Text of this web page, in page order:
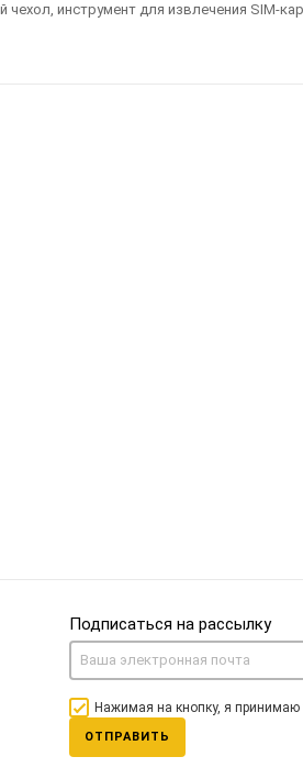
инструмент для извлечения SIM-
Подписаться на рассылку
Нажимая на кнопку, я принимаю
ОТПРАВИТЬ